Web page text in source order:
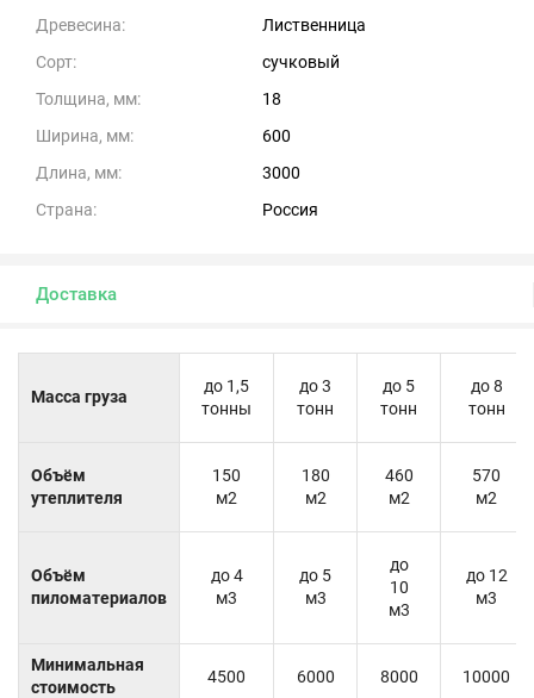
Древесина:
Лиственница
Сорт:
сучковый
Толщина, мм:
18
Ширина, мм:
600
Длина, мм:
3000
Страна:
Россия
Доставка
Масса груза
до 1,5
тонны
до 3
тонн
до 5
тонн
до 8
тонн
Объём
утеплителя
150
м2
180
м2
460
м2
570
м2
Объём
пиломатериалов
до 4
м3
до 5
м3
до
10
м3
до 12
м3
Минимальная
стоимость
4500 6000 8000 10000